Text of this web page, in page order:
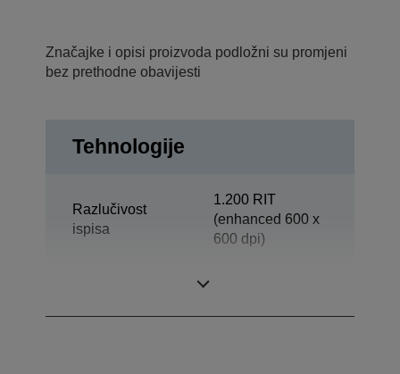
Značajke i opisi proizvoda podložni su promjeni
bez prethodne obavijesti
Tehnologije
Razlučivost
ispisa
1.200 RIT
(enhanced 600 x
600 dpi)